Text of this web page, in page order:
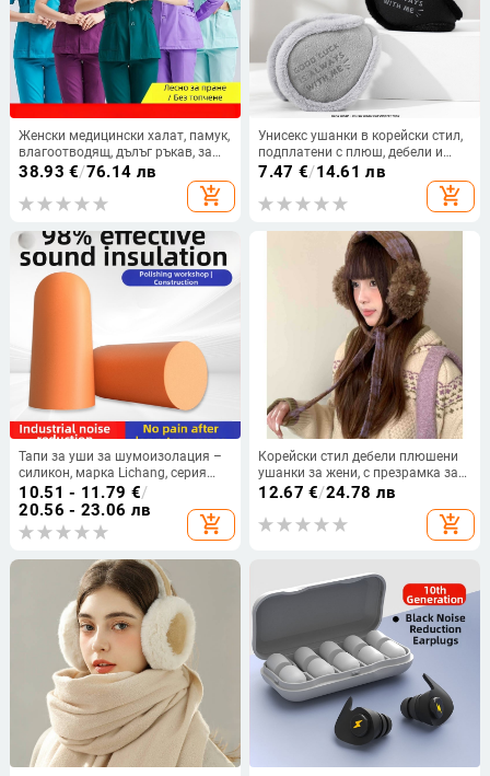
Женски медицински халат, памук,
влагоотводящ, дълъг ръкав, за
медицински заведения/бяла
38.93 €/76.14 лв
add_shopping_cart
Унисекс ушанки в корейски стил,
подплатени с плюш, дебели и
топли, монохромен дизайн, за
7.47 €/14.61 лв
add_shopping_cart
Тапи за уши за шумоизолация –
силикон, марка Lichang, серия
шумоизолационни тапи за уши,
за сън, офис и общежитие
10.51 - 11.79 €/
20.56 - 23.06 лв
add_shopping_cart
Корейски стил дебели плюшени
ушанки за жени, с презрамка за
уши, зимна топлина, полиестер,
12.67 €/24.78 лв
add_shopping_cart